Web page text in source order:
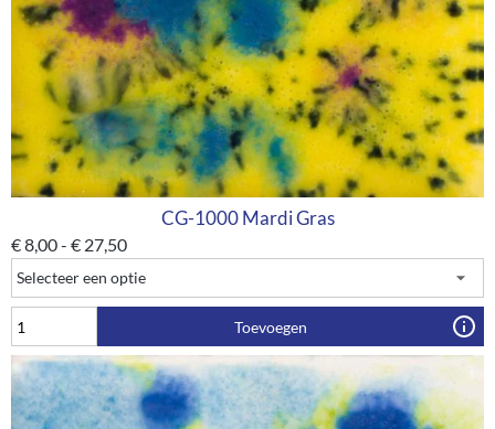
CG-1000 Mardi Gras
€8,00- € 27,50
Toevoegen